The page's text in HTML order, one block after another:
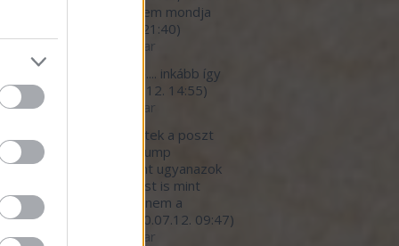
*urva faraszto, de ezt nem mondja
2020.07.12. 21:40)
élelmiszeripar
megbetegítő.... inkább így
helyes cím...
2020.07.12. 14:55)
élelmiszeripar
Nagy részt egyetértek a poszt
kivéve a Trump
hibáztatását. Pont ugyanazok
írányítanak most is mint
elnök alatt. Persze nem a
gondol...
2020.07.12. 09:47)
élelmiszeripar